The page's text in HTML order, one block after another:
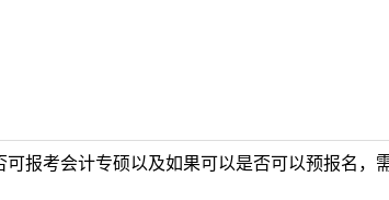
报考会计专硕以及如果可以是否可以预报名，